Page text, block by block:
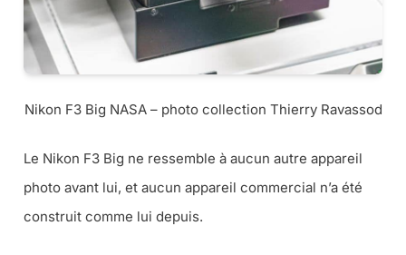
Nikon F3 Big NASA – photo collection Thierry Ravassod
Le Nikon F3 Big ne ressemble à aucun autre appareil
photo avant lui, et aucun appareil commercial n’a été
construit comme lui depuis.